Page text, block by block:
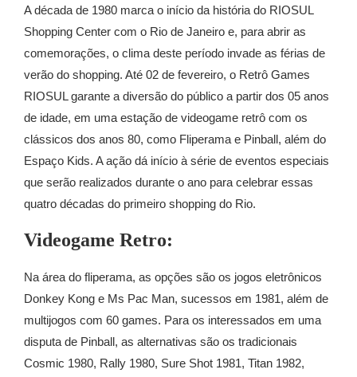
A década de 1980 marca o início da história do RIOSUL
Shopping Center com o Rio de Janeiro e, para abrir as
comemorações, o clima deste período invade as férias de
verão do shopping. Até 02 de fevereiro, o Retrô Games
RIOSUL garante a diversão do público a partir dos 05 anos
de idade, em uma estação de videogame retrô com os
clássicos dos anos 80, como Fliperama e Pinball, além do
Espaço Kids. A ação dá início à série de eventos especiais
que serão realizados durante o ano para celebrar essas
quatro décadas do primeiro shopping do Rio.
Videogame Retro:
Na área do fliperama, as opções são os jogos eletrônicos
Donkey Kong e Ms Pac Man, sucessos em 1981, além de
multijogos com 60 games. Para os interessados em uma
disputa de Pinball, as alternativas são os tradicionais
Cosmic 1980, Rally 1980, Sure Shot 1981, Titan 1982,